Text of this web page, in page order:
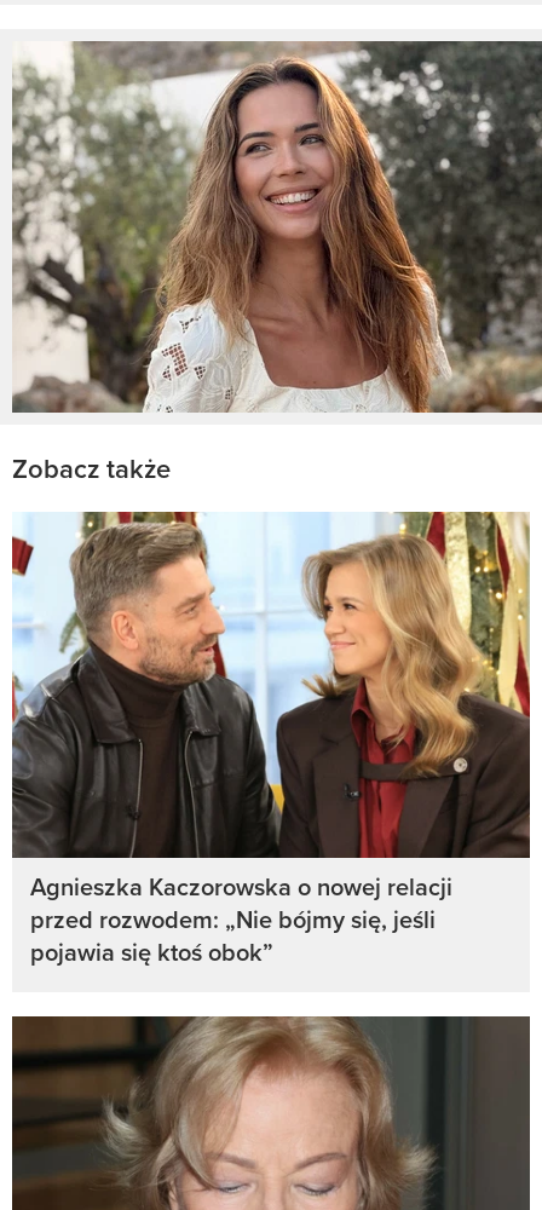
Zobacz także
Agnieszka Kaczorowska o nowej relacji
przed rozwodem: „Nie bójmy się, jeśli
pojawia się ktoś obok”